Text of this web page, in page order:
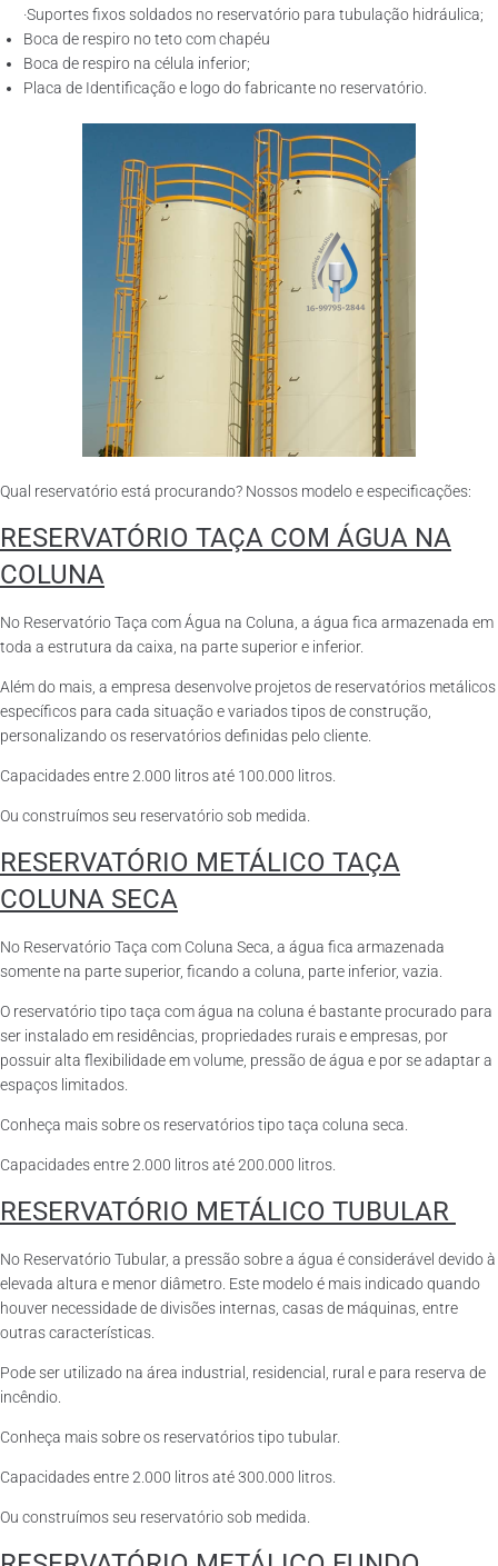
·Suportes fixos soldados no reservatório para tubulação hidráulica;
Boca de respiro no teto com chapéu
Boca de respiro na célula inferior;
Placa de Identificação e logo do fabricante no reservatório.
Qual reservatório está procurando? Nossos modelo e especificações:
RESERVATÓRIO TAÇA COM ÁGUA NA
COLUNA
No Reservatório Taça com Água na Coluna, a água fica armazenada em
toda a estrutura da caixa, na parte superior e inferior.
Além do mais, a empresa desenvolve projetos de reservatórios metálicos
específicos para cada situação e variados tipos de construção,
personalizando os reservatórios definidas pelo cliente.
Capacidades entre 2.000 litros até 100.000 litros.
Ou construímos seu reservatório sob medida.
RESERVATÓRIO METÁLICO TAÇA
COLUNA SECA
No Reservatório Taça com Coluna Seca, a água fica armazenada
somente na parte superior, ficando a coluna, parte inferior, vazia.
O reservatório tipo taça com água na coluna é bastante procurado para
ser instalado em residências, propriedades rurais e empresas, por
possuir alta flexibilidade em volume, pressão de água e por se adaptar a
espaços limitados.
Conheça mais sobre os reservatórios tipo taça coluna seca.
Capacidades entre 2.000 litros até 200.000 litros.
RESERVATÓRIO METÁLICO TUBULAR
No Reservatório Tubular, a pressão sobre a água é considerável devido à
elevada altura e menor diâmetro. Este modelo é mais indicado quando
houver necessidade de divisões internas, casas de máquinas, entre
outras características.
Pode ser utilizado na área industrial, residencial, rural e para reserva de
incêndio.
Conheça mais sobre os reservatórios tipo tubular.
Capacidades entre 2.000 litros até 300.000 litros.
Ou construímos seu reservatório sob medida.